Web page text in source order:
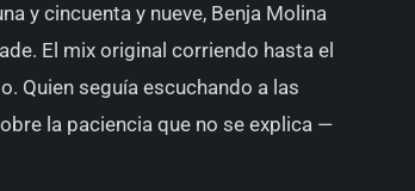
y cincuenta y nueve, Benja Molina
El mix original corriendo hasta el
Quien seguía escuchando a las
la paciencia que no se explica —